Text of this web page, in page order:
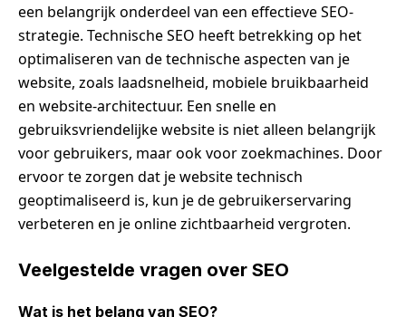
een belangrijk onderdeel van een effectieve SEO-
strategie. Technische SEO heeft betrekking op het
optimaliseren van de technische aspecten van je
website, zoals laadsnelheid, mobiele bruikbaarheid
en website-architectuur. Een snelle en
gebruiksvriendelijke website is niet alleen belangrijk
voor gebruikers, maar ook voor zoekmachines. Door
ervoor te zorgen dat je website technisch
geoptimaliseerd is, kun je de gebruikerservaring
verbeteren en je online zichtbaarheid vergroten.
Veelgestelde vragen over SEO
Wat is het belang van SEO?